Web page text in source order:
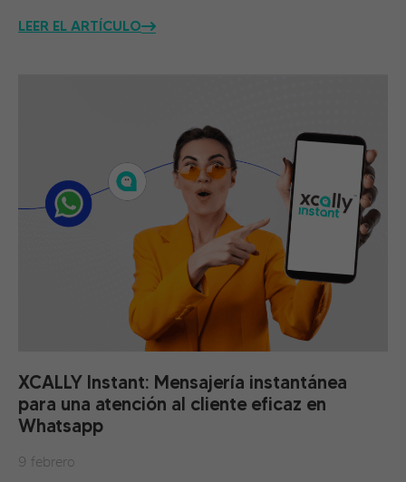
LEER EL ARTÍCULO
XCALLY Instant: Mensajería instantánea
para una atención al cliente eficaz en
Whatsapp
9 febrero